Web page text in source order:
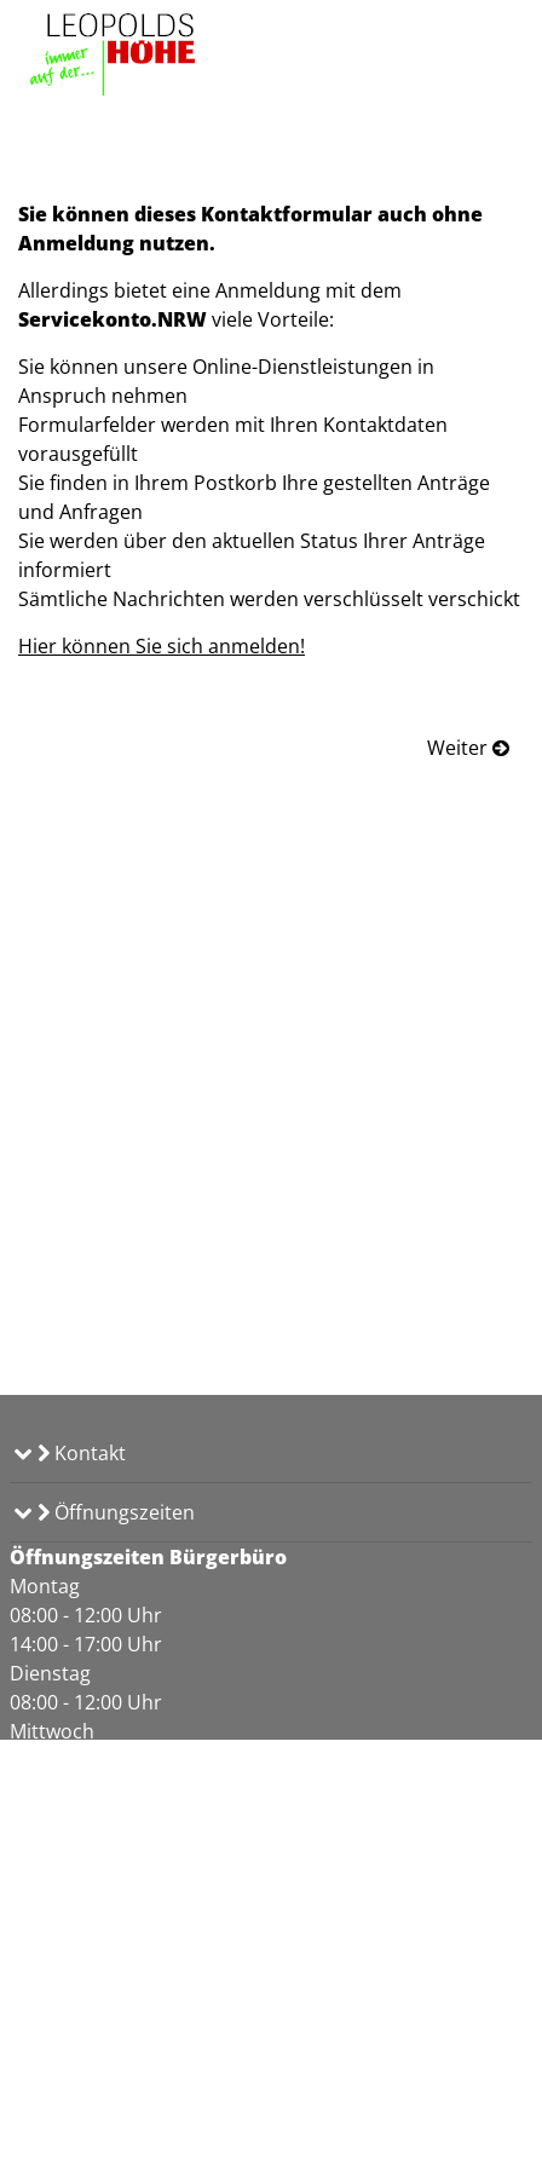
Zum Hauptinhalt springen
Zum Header
Zum Hauptinhalt
Zum Footer
Sie können dieses Kontaktformular auch ohne
Anmeldung nutzen.
Allerdings bietet eine Anmeldung mit dem
Servicekonto.NRWviele Vorteile:
Sie können unsere Online-Dienstleistungen in
Anspruch nehmen
Formularfelder werden mit Ihren Kontaktdaten
vorausgefüllt
Sie finden in Ihrem Postkorb Ihre gestellten Anträge
und Anfragen
Sie werden über den aktuellen Status Ihrer Anträge
informiert
Sämtliche Nachrichten werden verschlüsselt verschickt
Hier können Sie sich anmelden!
Weiter
Kontakt
Öffnungszeiten
Öffnungszeiten Bürgerbüro
Montag
08:00 - 12:00 Uhr
14:00 - 17:00 Uhr
Dienstag
08:00 - 12:00 Uhr
Mittwoch